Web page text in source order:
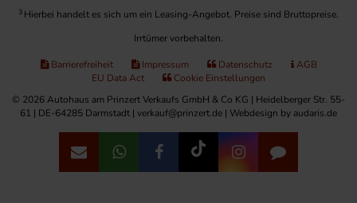
3 Hierbei handelt es sich um ein Leasing-Angebot. Preise sind Bruttopreise.
Irrtümer vorbehalten.
Barrierefreiheit Impressum Datenschutz
AGB
EU Data Act
Cookie Einstellungen
© 2026 Autohaus am Prinzert Verkaufs GmbH & Co KG | Heidelberger Str. 55-
61 | DE-64285 Darmstadt | verkauf@prinzert.de | Webdesign by audaris.de